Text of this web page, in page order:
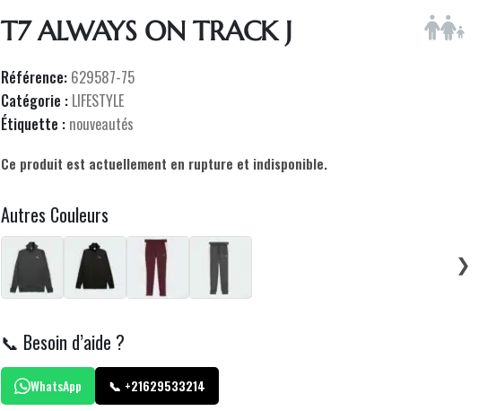
T7 ALWAYS ON TRACK J
Référence: 629587-75
Catégorie : LIFESTYLE
Étiquette : nouveautés
Ce produit est actuellement en rupture et indisponible.
Autres Couleurs
❯
📞 Besoin d’aide ?
WhatsApp 📞 +21629533214